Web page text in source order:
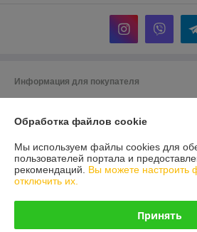
Информация для покупателя
УНП: 193042313
Регистрационный орган: Минский
Дата регистрации компании: 27.02.2018
Обработка файлов cookie
Мы используем файлы cookies для
пользователей портала и
рекомендаций. Вы можете настроить
отключить их.
Принять